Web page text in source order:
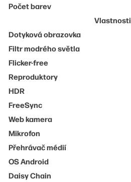
Počet barev
Vlastnosti
Dotyková obrazovka
Filtr modrého světla
Flicker-free
Reproduktory
HDR
FreeSync
Web kamera
Mikrofon
Přehrávač médií
OS Android
Daisy Chain